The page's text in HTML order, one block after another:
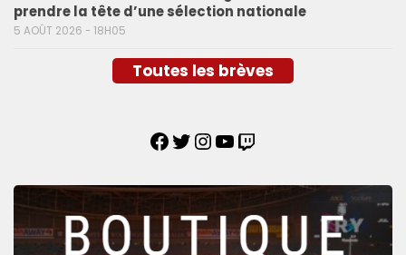
prendre la tête d’une sélection nationale
5 AOÛT 2026 - 18H05
Toutes les brèves